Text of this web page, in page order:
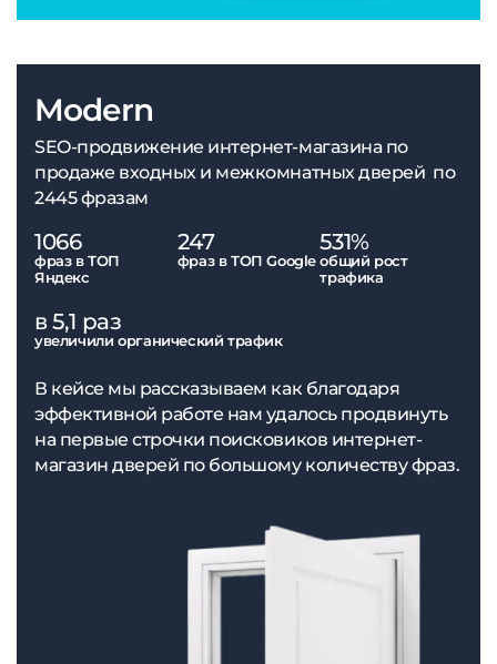
Modern
SEO-продвижение интернет-магазина по
продаже входных и межкомнатных дверей по
2445 фразам
1066
фраз в ТОП
Яндекс
247
фраз в ТОП Google
531%
общий рост
трафика
в 5,1 раз
увеличили органический трафик
В кейсе мы рассказываем как благодаря
эффективной работе нам удалось продвинуть
на первые строчки поисковиков интернет-
магазин дверей по большому количеству фраз.